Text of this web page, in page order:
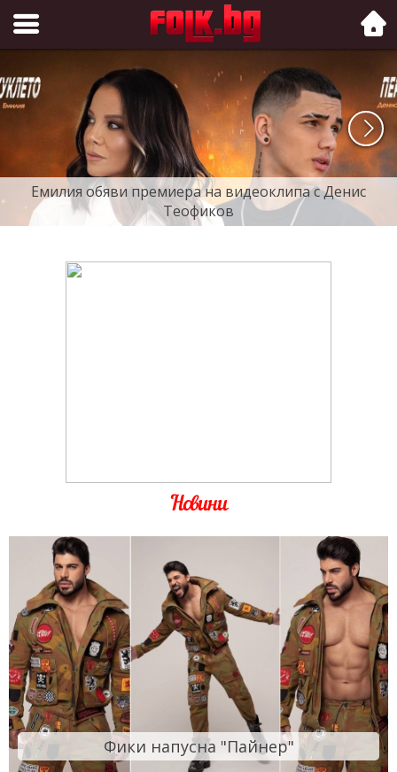
Folk.bg
Емилия обяви премиера на видеоклипа с Денис
Теофиков
Новини
Фики напусна "Пайнер"